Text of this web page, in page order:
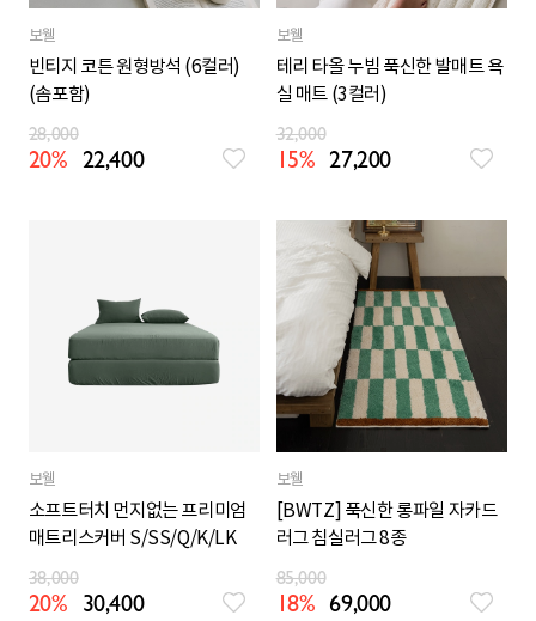
보웰
빈티지 코튼 원형방석 (6컬러)
(솜포함)
28,000
20% 22,400
보웰
테리 타올 누빔 푹신한 발매트 욕
실 매트 (3컬러)
32,000
15% 27,200
보웰
소프트터치 먼지없는 프리미엄
매트리스커버 S/SS/Q/K/LK
38,000
20% 30,400
보웰
[BWTZ] 푹신한 롱파일 자카드
러그 침실러그 8종
85,000
18% 69,000